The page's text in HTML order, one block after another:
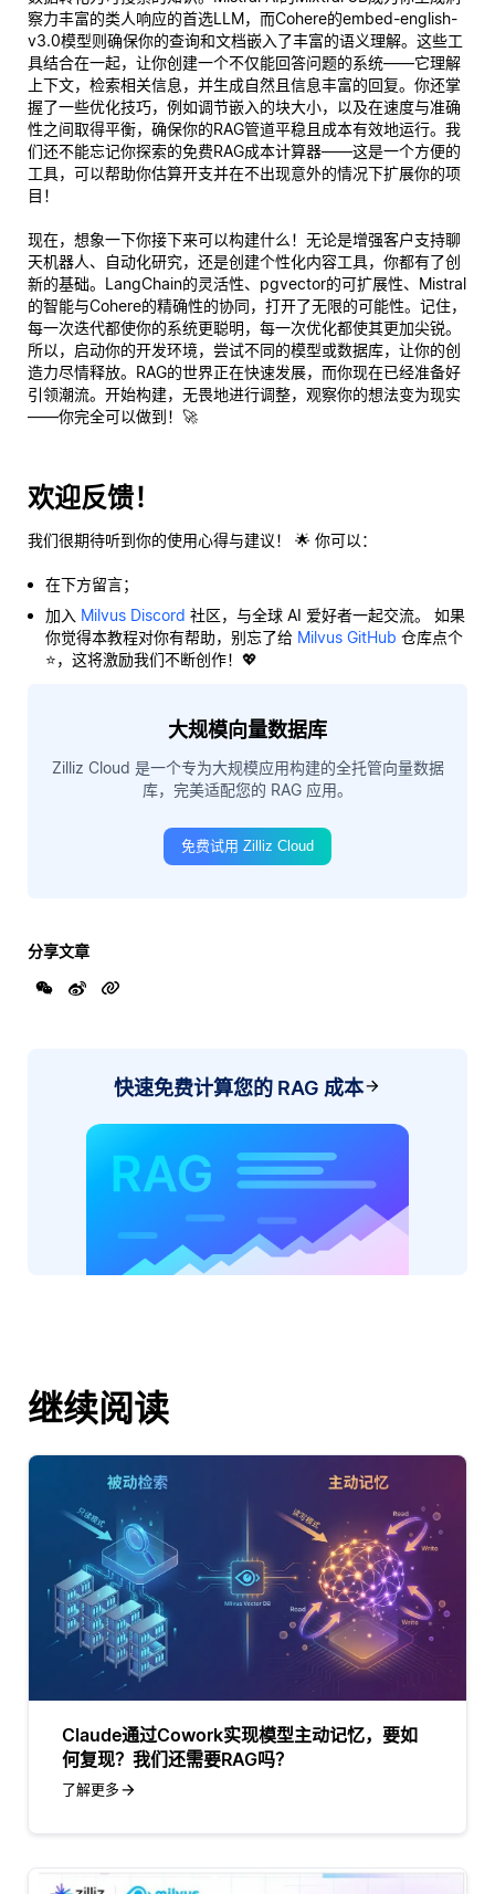
察力丰富的类人响应的首选LLM，而Cohere的embed-english-
v3.0模型则确保你的查询和文档嵌入了丰富的语义理解。这些工
具结合在一起，让你创建一个不仅能回答问题的系统——它理解
上下文，检索相关信息，并生成自然且信息丰富的回复。你还掌
握了一些优化技巧，例如调节嵌入的块大小，以及在速度与准确
性之间取得平衡，确保你的RAG管道平稳且成本有效地运行。我
们还不能忘记你探索的免费RAG成本计算器——这是一个方便的
工具，可以帮助你估算开支并在不出现意外的情况下扩展你的项
目！
现在，想象一下你接下来可以构建什么！无论是增强客户支持聊
天机器人、自动化研究，还是创建个性化内容工具，你都有了创
新的基础。LangChain的灵活性、pgvector的可扩展性、Mistral
的智能与Cohere的精确性的协同，打开了无限的可能性。记住，
每一次迭代都使你的系统更聪明，每一次优化都使其更加尖锐。
所以，启动你的开发环境，尝试不同的模型或数据库，让你的创
造力尽情释放。RAG的世界正在快速发展，而你现在已经准备好
引领潮流。开始构建，无畏地进行调整，观察你的想法变为现实
——你完全可以做到！🚀
欢迎反馈！
我们很期待听到你的使用心得与建议！ 🌟 你可以：
在下方留言；
加入 Milvus Discord 社区，与全球 AI 爱好者一起交流。 如果
你觉得本教程对你有帮助，别忘了给 Milvus GitHub 仓库点个
⭐，这将激励我们不断创作！💖
大规模向量数据库
Zilliz Cloud 是一个专为大规模应用构建的全托管向量数据
库，完美适配您的 RAG 应用。
免费试用 Zilliz Cloud
分享文章
快速免费计算您的 RAG 成本
继续阅读
Claude通过Cowork实现模型主动记忆，要如
何复现？我们还需要RAG吗？
了解更多